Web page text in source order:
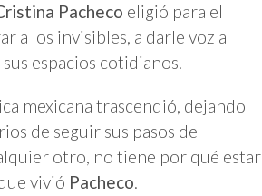
Pacheco eligió para el
a los invisibles, a darle voz a
espacios cotidianos.
mexicana trascendió, dejando
de seguir sus pasos de
otro, no tiene por qué estar
vivió Pacheco